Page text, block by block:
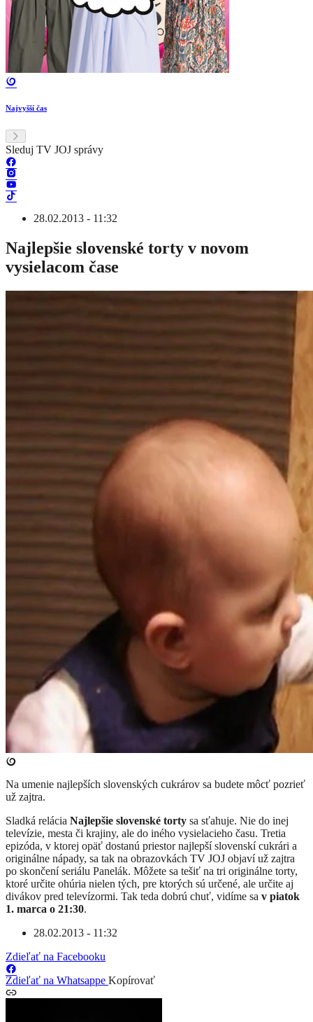
Najvyšší čas
Sleduj TV JOJ správy
28.02.2013 - 11:32
Najlepšie slovenské torty v novom
vysielacom čase
Na umenie najlepších slovenských cukrárov sa budete môcť pozrieť
už zajtra.
Sladká relácia Najlepšie slovenské torty sa sťahuje. Nie do inej
televízie, mesta či krajiny, ale do iného vysielacieho času. Tretia
epizóda, v ktorej opäť dostanú priestor najlepší slovenskí cukrári a
originálne nápady, sa tak na obrazovkách TV JOJ objaví už zajtra
po skončení seriálu Panelák. Môžete sa tešiť na tri originálne torty,
ktoré určite ohúria nielen tých, pre ktorých sú určené, ale určite aj
divákov pred televízormi. Tak teda dobrú chuť, vidíme sa v piatok
1. marca o 21:30.
28.02.2013 - 11:32
Zdieľať na Facebooku
Zdieľať na Whatsappe Kopírovať